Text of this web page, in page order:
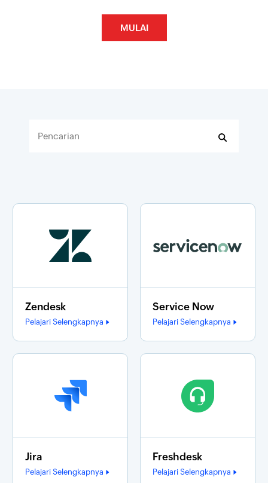
MULAI
Zendesk
Pelajari Selengkapnya
Service Now
Pelajari Selengkapnya
Jira
Pelajari Selengkapnya
Freshdesk
Pelajari Selengkapnya